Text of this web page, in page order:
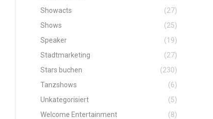
Showacts
(27)
Shows
(25)
Speaker
(19)
Stadtmarketing
(27)
Stars buchen
(230)
Tanzshows
(6)
Unkategorisiert
(5)
Welcome Entertainment
(8)